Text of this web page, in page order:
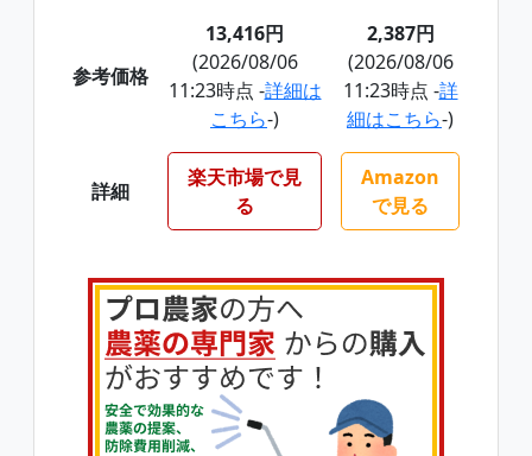
参考価格
13,416円
(2026/08/06
11:23時点 -詳細は
こちら-)
2,387円
(2026/08/06
11:23時点 -詳
細はこちら-)
詳細
楽天市場で見
る
Amazon
で見る